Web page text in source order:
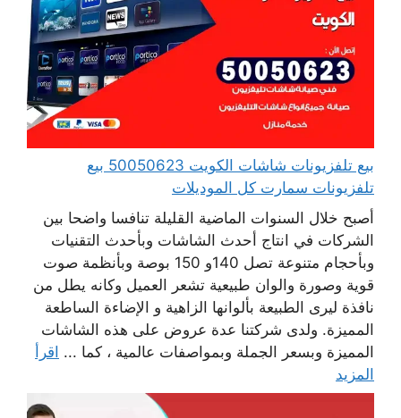
بيع تلفزيونات شاشات الكويت 50050623 بيع
تلفزيونات سمارت كل الموديلات
أصبح خلال السنوات الماضية القليلة تنافسا واضحا بين
الشركات في انتاج أحدث الشاشات وبأحدث التقنيات
وبأحجام متنوعة تصل 140و 150 بوصة وبأنظمة صوت
قوية وصورة والوان طبيعية تشعر العميل وكانه يطل من
نافذة ليرى الطبيعة بألوانها الزاهية و الإضاءة الساطعة
المميزة. ولدى شركتنا عدة عروض على هذه الشاشات
المميزة وبسعر الجملة وبمواصفات عالمية ، كما ... اقرأ
المزيد